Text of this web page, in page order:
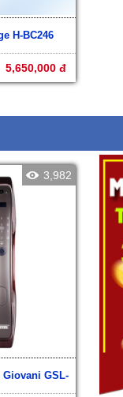
H-BC246
5,650,000 đ
3,982
GSL-